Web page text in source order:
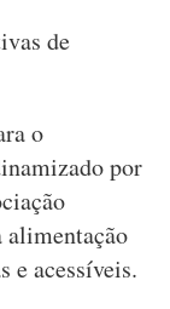
de
o
por
e acessíveis.